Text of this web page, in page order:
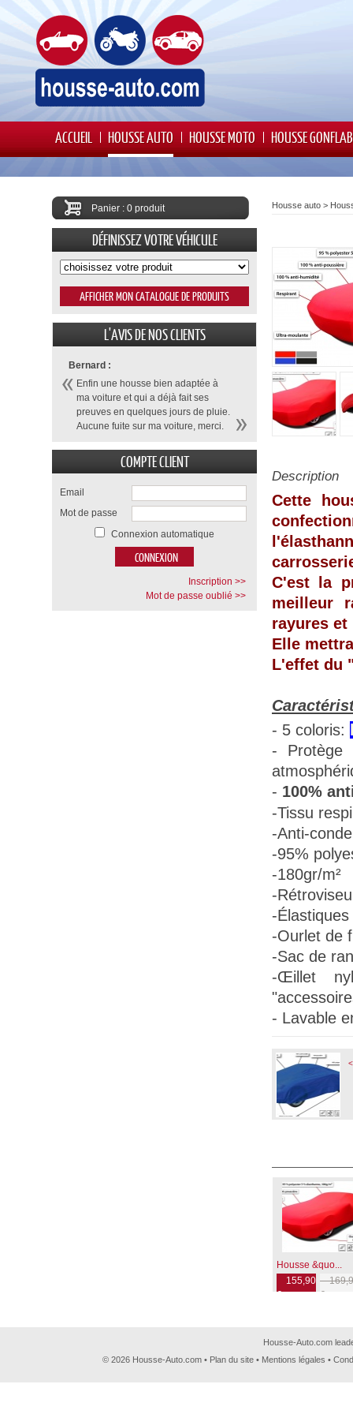
ACCUEIL HOUSSE AUTO HOUSSE MOTO HOUSSE
Housse auto >
Description
Cette
C'est la
meilleur
rayures
Elle
L'effet du
- 5 coloris:
-
- 100%
-Tissu
-Anti-
-95%
-180gr/m²
-
-
-Ourlet de
-Sac de
-Œillet
- Lavable
Housse &quo...
155,90
€
€
Panier : 0 produit
DÉFINISSEZ VOTRE VÉHICULE
L'AVIS DE NOS CLIENTS
Bernard :
Enfin une housse bien adaptée à
ma voiture et qui a déjà fait ses
preuves en quelques jours de pluie.
Aucune fuite sur ma voiture, merci.
COMPTE CLIENT
Email
Mot de passe
Connexion automatique
Inscription >>
Mot de passe oublié >>
Housse-Auto.com
© 2026 Housse-Auto.com • Plan du site • Mentions légales •